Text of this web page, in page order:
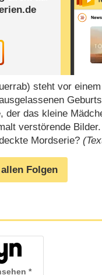
steht vor
das kleine
verstörende
Mordserie?
Folgen